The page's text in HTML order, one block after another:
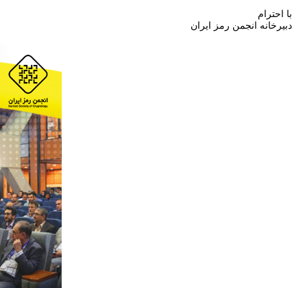
با احترام
دبیرخانه انجمن رمز ایران